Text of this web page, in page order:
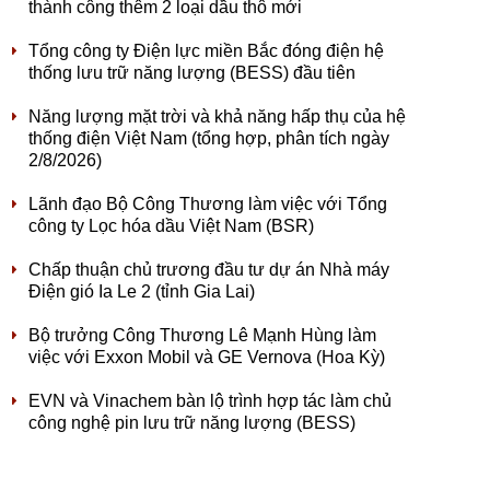
thành công thêm 2 loại dầu thô mới
Tổng công ty Điện lực miền Bắc đóng điện hệ
thống lưu trữ năng lượng (BESS) đầu tiên
Năng lượng mặt trời và khả năng hấp thụ của hệ
thống điện Việt Nam (tổng hợp, phân tích ngày
2/8/2026)
Lãnh đạo Bộ Công Thương làm việc với Tổng
công ty Lọc hóa dầu Việt Nam (BSR)
Chấp thuận chủ trương đầu tư dự án Nhà máy
Điện gió Ia Le 2 (tỉnh Gia Lai)
Bộ trưởng Công Thương Lê Mạnh Hùng làm
việc với Exxon Mobil và GE Vernova (Hoa Kỳ)
EVN và Vinachem bàn lộ trình hợp tác làm chủ
công nghệ pin lưu trữ năng lượng (BESS)